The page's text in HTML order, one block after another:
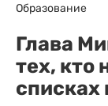
Образование
Глава
тех, кто
списках